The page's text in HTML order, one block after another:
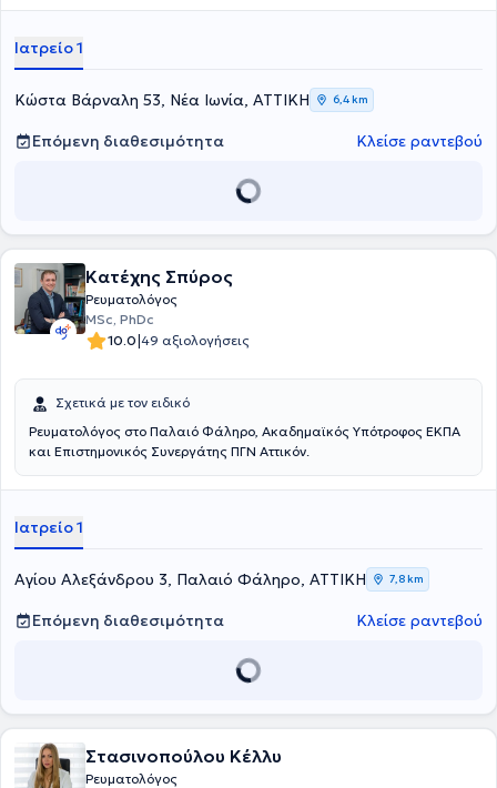
Ιατρείο 1
Κώστα Βάρναλη 53, Νέα Ιωνία, ΑΤΤΙΚΗ 6,4 km
Επόμενη διαθεσιμότητα Κλείσε ραντεβού
Κατέχης Σπύρος
Ρευματολόγος
MSc, PhDc
10.0|49 αξιολογήσεις
Σχετικά με τον ειδικό
Ρευματολόγος στο Παλαιό Φάληρο, Ακαδημαϊκός Υπότροφος ΕΚΠΑ
και Επιστημονικός Συνεργάτης ΠΓΝ Αττικόν.
Ιατρείο 1
Αγίου Αλεξάνδρου 3, Παλαιό Φάληρο, ΑΤΤΙΚΗ 7,8 km
Επόμενη διαθεσιμότητα Κλείσε ραντεβού
Στασινοπούλου Κέλλυ
Ρευματολόγος